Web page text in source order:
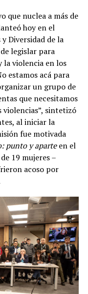
que nuclea a más de
hoy en el
Diversidad de la
legislar para
violencia en los
estamos acá para
un grupo de
que necesitamos
sintetizó
al iniciar la
fue motivada
punto y aparteen el
19 mujeres –
acoso por